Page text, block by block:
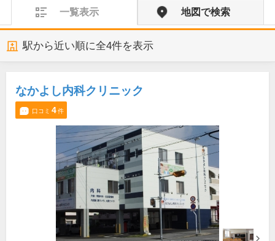
一覧表示 地図で検索
駅から近い順に全4件を表示
なかよし内科クリニック
口コミ 4件